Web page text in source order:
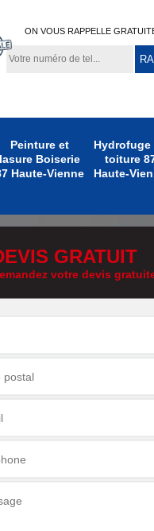
ON VOUS RAPPELLE
Peinture et
lasure Boiserie
Haute-Vienne
Hydrofuge
toiture
Haute-
Extérieure
GRATUIT
votre devis